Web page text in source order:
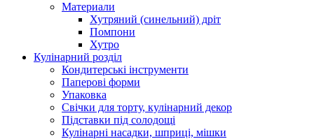
Материали
Хутряний (синельний) дріт
Помпони
Хутро
Кулінарний розділ
Кондитерські інструменти
Паперові форми
Упаковка
Свічки для торту, кулінарний декор
Підставки під солодощі
Кулінарні насадки, шприці, мішки